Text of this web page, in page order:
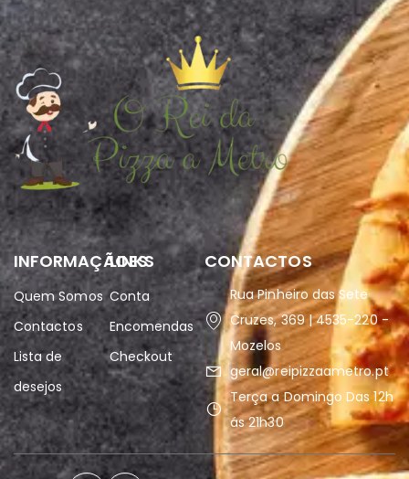
INFORMAÇÃOES
Quem Somos
Contactos
Lista de
desejos
LINKS
Conta
Encomendas
Checkout
CONTACTOS
Rua Pinheiro das Sete
Cruzes, 369 | 4535-220 -
Mozelos
geral@reipizzaametro.pt
Terça a Domingo Das 12h
ás 21h30